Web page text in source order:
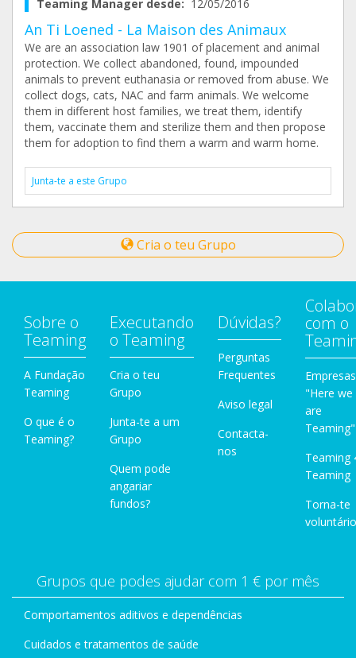
Teaming Manager desde: 12/05/2016
An Ti Loened - La Maison des Animaux
We are an association law 1901 of placement and animal
protection. We collect abandoned, found, impounded
animals to prevent euthanasia or removed from abuse. We
collect dogs, cats, NAC and farm animals. We welcome
them in different host families, we treat them, identify
them, vaccinate them and sterilize them and then propose
them for adoption to find them a warm and warm home.
Junta-te a este Grupo
Cria o teu Grupo
Sobre o
Teaming
A Fundação
Teaming
O que é o
Teaming?
Executando
o Teaming
Cria o teu
Grupo
Junta-te a um
Grupo
Quem pode
angariar
fundos?
Dúvidas?
Perguntas
Frequentes
Aviso legal
Contacta-
nos
com o
Empresas
"Here we
are
Teaming"
Teaming
Teaming
Torna-te
Grupos que podes ajudar com 1 € por mês
Comportamentos aditivos e dependências
Cuidados e tratamentos de saúde